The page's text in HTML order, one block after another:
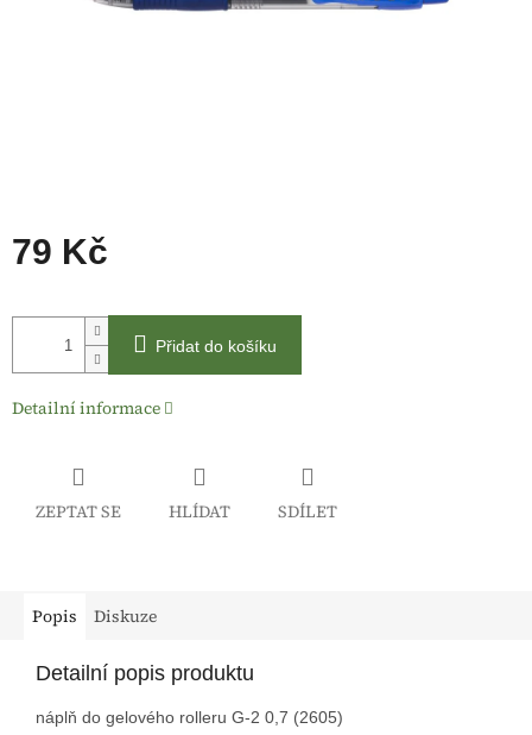
79 Kč
cena:
Přidat do košíku
Detailní informace
ZEPTAT SE HLÍDAT SDÍLET
Popis Diskuze
Detailní popis produktu
náplň do gelového rolleru G-2 0,7 (2605)